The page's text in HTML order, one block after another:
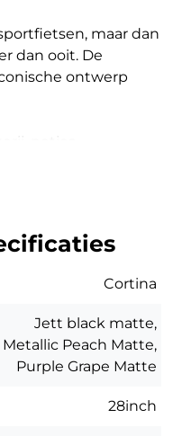
maar dan
dan ooit. De
ontwerp
clean en
een groot bereik en
klik
vast op de voor-
systeem
, en
de dubbele
Cortina
Jett black matte,
Metallic Peach Matte,
Purple Grape Matte
28inch